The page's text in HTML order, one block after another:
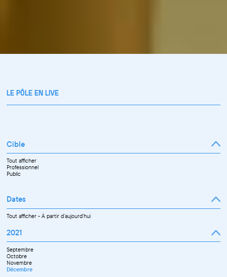
LE PÔLE EN LIVE
Cible
Tout afficher
Professionnel
Public
Dates
Tout afficher-À partir d'aujourd'hui
2021
Septembre
Octobre
Novembre
Décembre